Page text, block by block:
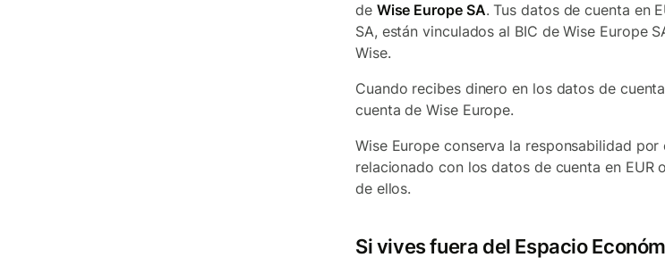
de Wise Europe SA. Tus datos de cuenta en
SA, están vinculados al BIC de Wise Europe
Wise.
Cuando recibes dinero en los datos de
cuenta de Wise Europe.
Wise Europe conserva la responsabilidad
relacionado con los datos de cuenta en EUR
de ellos.
Si vives fuera del Espacio